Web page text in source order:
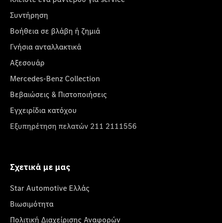
Συντήρηση
Βοήθεια σε βλάβη ή ζημιά
Γνήσια ανταλλακτικά
Αξεσουάρ
Mercedes-Benz Collection
Βεβαιώσεις & Πιστοποιήσεις
Εγχειρίδια κατόχου
Εξυπηρέτηση πελατών 211 2111556
Σχετικά με μας
Star Automotive Ελλάς
Βιωσιμότητα
Πολιτική Διαχείρισης Αναφορών